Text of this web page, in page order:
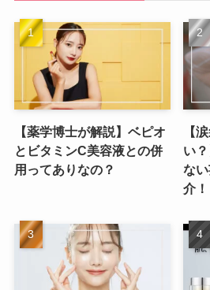
【薬学博士が解説】ベピオ
とビタミンC美容液との併
用ってありなの？
【
い
な
介！